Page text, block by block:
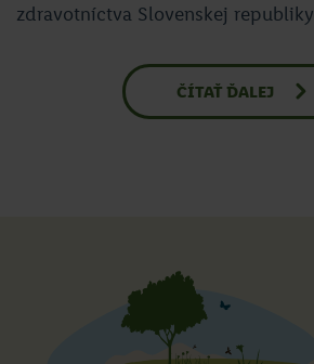
zdravotníctva Slovenskej republiky
ČÍTAŤ ĎALEJ